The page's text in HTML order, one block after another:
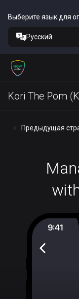
Выберите язык для
Русский
Kori The Pom
Предыдущая